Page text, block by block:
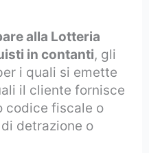
alla Lotteria
in contanti, gli
i quali si emette
il cliente fornisce
codice fiscale o
detrazione o